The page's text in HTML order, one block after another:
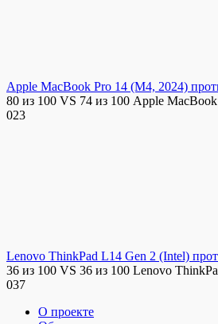
Apple MacBook Pro 14 (M4, 2024)
80 из 100 VS 74 из 100 Apple
023
Lenovo ThinkPad L14 Gen 2 (Intel)
36 из 100 VS 36 из 100 Lenovo
037
О проекте